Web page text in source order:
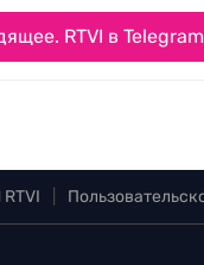
RTVI в Telegram